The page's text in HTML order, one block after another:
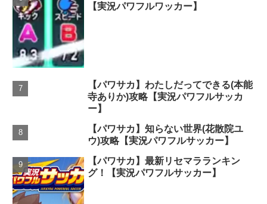
【実況パワフルワッカー】
【パワサカ】わたしだってできる(本能
寺ありか)攻略【実況パワフルサッカ
ー】
【パワサカ】知らない世界(花散院ユ
ウ)攻略【実況パワフルサッカー】
【パワサカ】最新リセマラランキン
グ！【実況パワフルサッカー】